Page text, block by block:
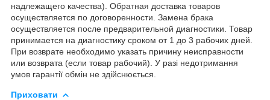
надлежащего качества). Обратная доставка товаров
осуществляется по договоренности. Замена брака
осуществляется после предварительной диагностики. Товар
принимается на диагностику сроком от 1 до 3 рабочих дней.
При возврате необходимо указать причину неисправности
или возврата (если товар рабочий). У разі недотримання
умов гарантії обмін не здійснюється.
Приховати